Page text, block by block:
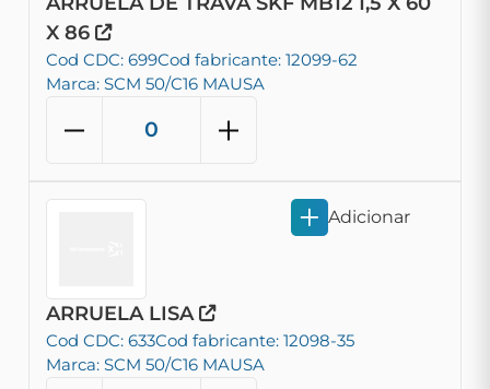
X 86
Cod CDC: 699Cod fabricante: 12099-62
Marca: SCM 50/C16 MAUSA
ARRUELA LISA
Cod CDC: 633Cod fabricante: 12098-35
Marca: SCM 50/C16 MAUSA
Adicionar